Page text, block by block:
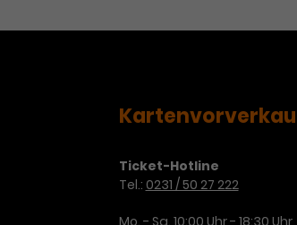
Ticket-Hotline
Tel.: 0231 / 50 27 222
Mo. - Sa. 10:00 Uhr - 18:30 Uhr